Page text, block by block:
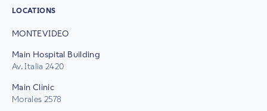
LOCATIONS
MONTEVIDEO
Main Hospital Building
Av. Italia 2420
Main Clinic
Morales 2578